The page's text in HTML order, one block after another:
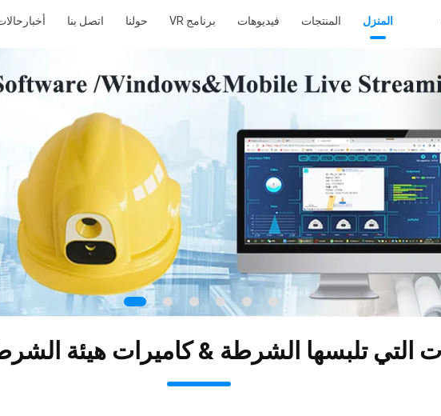
المنزل المنتجات فيديوهات برنامج VR حولنا اتصل بنا أخبار
التي تلبسها الشرطة & كاميرات هيئة